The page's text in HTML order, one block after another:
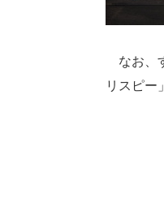
なお、
リスピー